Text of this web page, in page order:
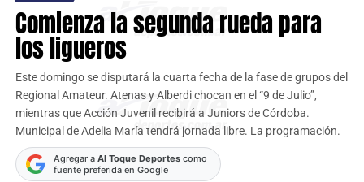
Comienza la segunda rueda para
los ligueros
Este domingo se disputará la cuarta fecha de la fase de grupos del
Regional Amateur. Atenas y Alberdi chocan en el “9 de Julio”,
mientras que Acción Juvenil recibirá a Juniors de Córdoba.
Municipal de Adelia María tendrá jornada libre. La programación.
Agregar a Al Toque Deportescomo
fuente preferida en Google